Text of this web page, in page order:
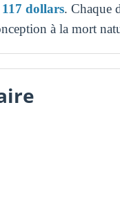
dollars. Chaque
à la mort